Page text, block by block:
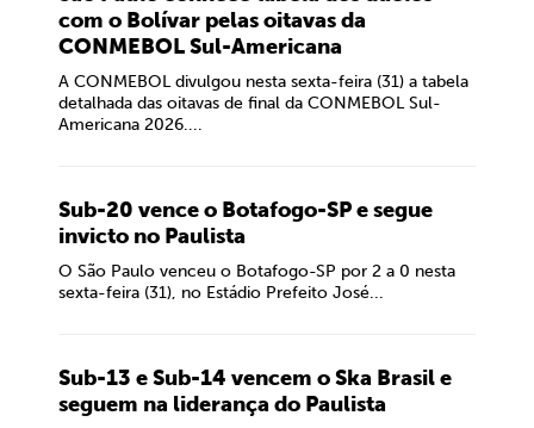
com o Bolívar pelas oitavas da
CONMEBOL Sul-Americana
A CONMEBOL divulgou nesta sexta-feira (31) a tabela
detalhada das oitavas de final da CONMEBOL Sul-
Americana 2026....
Sub-20 vence o Botafogo-SP e segue
invicto no Paulista
O São Paulo venceu o Botafogo-SP por 2 a 0 nesta
sexta-feira (31), no Estádio Prefeito José...
Sub-13 e Sub-14 vencem o Ska Brasil e
seguem na liderança do Paulista